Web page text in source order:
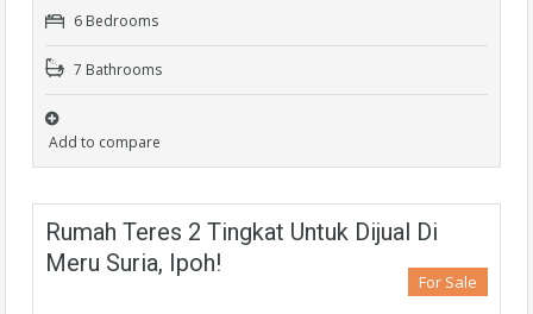
6 Bedrooms
7 Bathrooms
Add to compare
Rumah Teres 2 Tingkat Untuk Dijual Di
Meru Suria, Ipoh!
For Sale